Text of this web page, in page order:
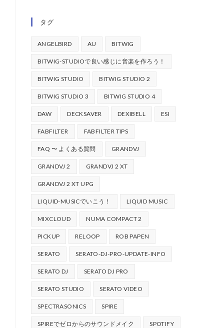
タグ
ANGELBIRD AU BITWIG
BITWIG-STUDIOで良い感じに音楽を作ろう！
BITWIG STUDIO BITWIG STUDIO 2
BITWIG STUDIO 3 BITWIG STUDIO 4
DAW DECKSAVER DEXIBELL ESI
FABFILTER FABFILTER TIPS
FAQ 〜 よくある質問 GRANDVJ
GRANDVJ 2 GRANDVJ 2 XT
GRANDVJ 2 XT UPG
LIQUID-MUSICでいこう！ LIQUID MUSIC
MIXCLOUD NUMA COMPACT 2
PICKUP RELOOP ROB PAPEN
SERATO SERATO-DJ-PRO-UPDATE-INFO
SERATO DJ SERATO DJ PRO
SERATO STUDIO SERATO VIDEO
SPECTRASONICS SPIRE
SPIREでゼロからのサウンドメイク SPOTIFY